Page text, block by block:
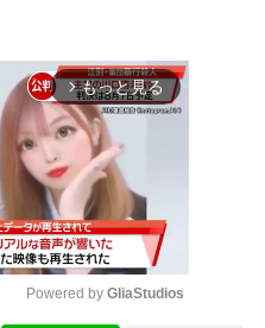
arrow_forward_ios もっと見る
Powered by GliaStudios